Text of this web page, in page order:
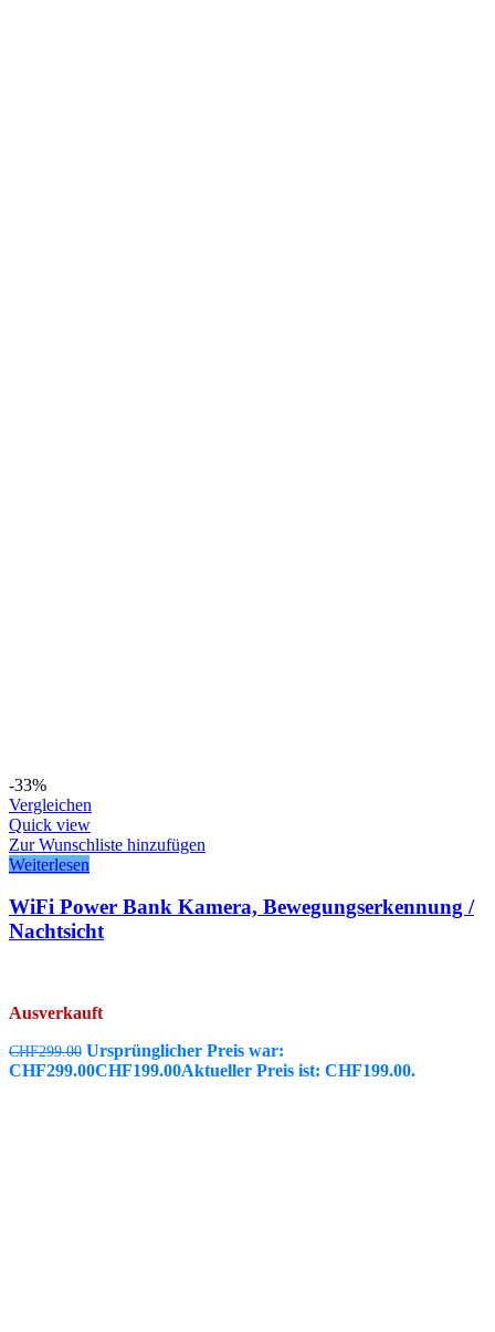
-33%
Vergleichen
Quick view
Zur Wunschliste hinzufügen
Weiterlesen
WiFi Power Bank Kamera, Bewegungserkennung /
Nachtsicht
Ausverkauft
CHF299.00 Ursprünglicher Preis war:
CHF299.00CHF199.00Aktueller Preis ist: CHF199.00.